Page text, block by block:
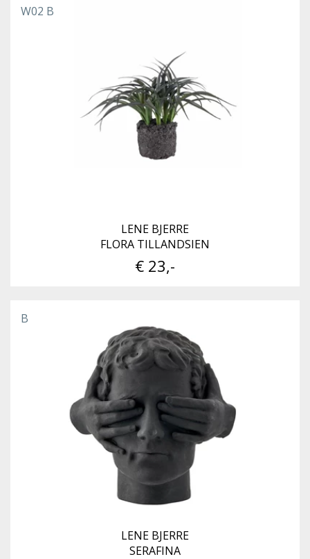
W02 B
LENE BJERRE
FLORA TILLANDSIEN
€ 23,-
B
LENE BJERRE
SERAFINA